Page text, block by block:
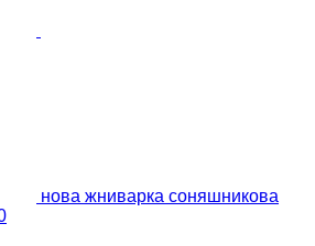
нова жниварка соняшникова